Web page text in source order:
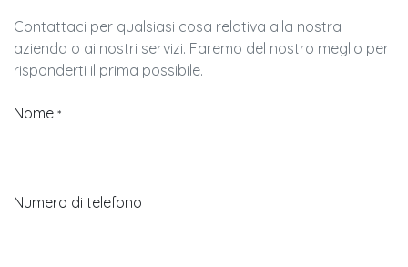
Contattaci per qualsiasi cosa relativa alla nostra
azienda o ai nostri servizi. Faremo del nostro meglio per
risponderti il prima possibile.
Nome *
Numero di telefono